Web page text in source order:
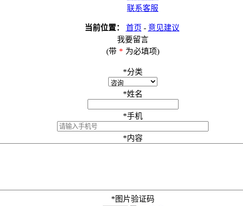
联系客服
当前位置： 首页 - 意见建议
我要留言
(带 * 为必填项)
*分类
*姓名
*手机
*内容
* 图片验证码